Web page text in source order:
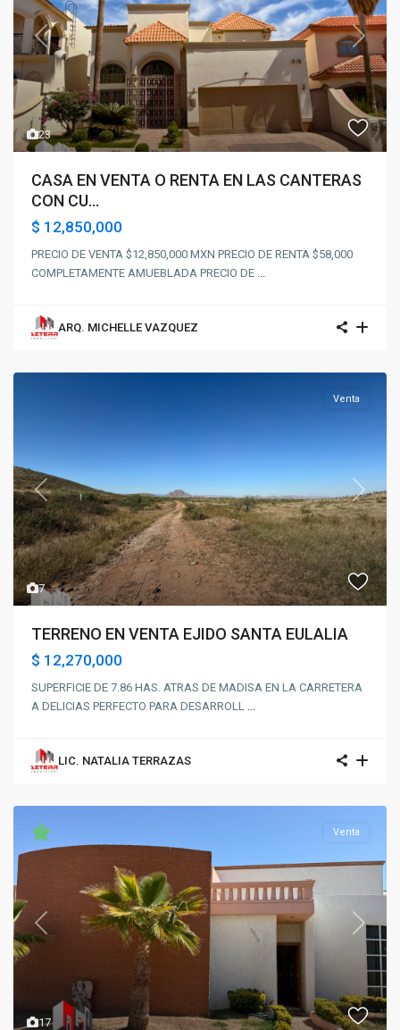
23
Previous Next
CASA EN VENTA O RENTA EN LAS CANTERAS
CON CU...
$ 12,850,000
PRECIO DE VENTA $12,850,000 MXN PRECIO DE RENTA $58,000
COMPLETAMENTE AMUEBLADA PRECIO DE ...
ARQ. MICHELLE VAZQUEZ
7
Previous Next
Venta
TERRENO EN VENTA EJIDO SANTA EULALIA
$ 12,270,000
SUPERFICIE DE 7.86 HAS. ATRAS DE MADISA EN LA CARRETERA
A DELICIAS PERFECTO PARA DESARROLL ...
LIC. NATALIA TERRAZAS
17
Previous Next
Venta